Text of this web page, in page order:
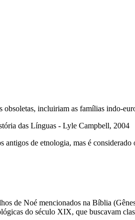
incluiriam as famílias indo-
das Línguas - Lyle Campbell, 2004
antigos de etnologia, mas é
de Noé mencionados na Bíblia
do século XIX, que buscavam